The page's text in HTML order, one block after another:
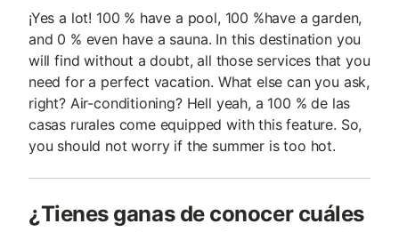
¡Yes a lot! 100 % have a pool, 100 %have a garden,
and 0 % even have a sauna. In this destination you
will find without a doubt, all those services that you
need for a perfect vacation. What else can you ask,
right? Air-conditioning? Hell yeah, a 100 % de las
casas rurales come equipped with this feature. So,
you should not worry if the summer is too hot.
¿Tienes ganas de conocer cuáles